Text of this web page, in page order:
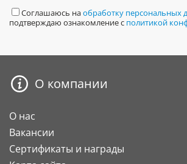
Соглашаюсь наобработку персональных
подтверждаю ознакомление с политикой
О компании
О нас
Вакансии
Сертификаты и награды